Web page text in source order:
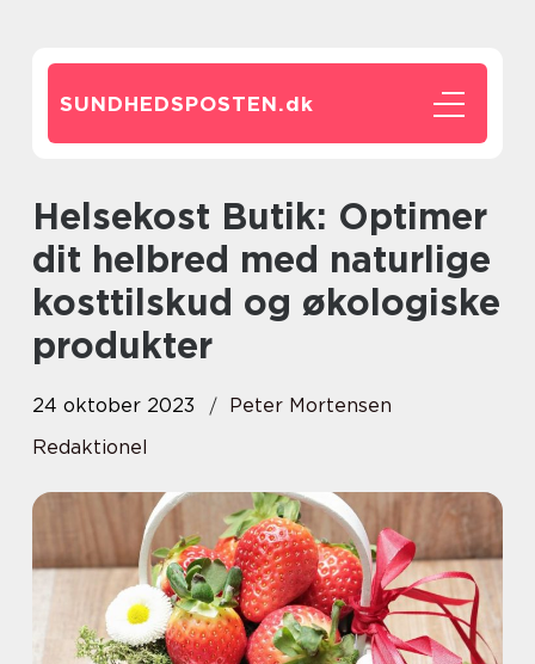
SUNDHEDSPOSTEN.dk
Helsekost Butik: Optimer
dit helbred med naturlige
kosttilskud og økologiske
produkter
24 oktober 2023
Peter Mortensen
Redaktionel